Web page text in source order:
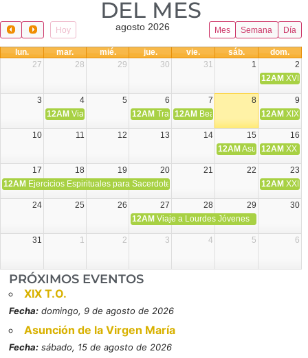
DEL MES​
Hoy Mes Semana Día
agosto 2026
lun. mar. mié. jue. vie. sáb.
dom.
27
28 29 30 31 1
2
12AM XVIII
3 4 5 6 7 8
9
12AM Viaje Diocesano a Japón.
12AM Transfiguración del Señor
12AM Beatos Cruz Laplana,
12AM XIX
10 11 12 13 14 15
16
12AM Asunción de la
12AM XX
17 18 19 20 21 22
23
12AM Ejercicios Espirituales para Sacerdotes. Priego. 12AM XXI
24 25 26 27 28 29
30
12AM Viaje a Lourdes Jóvenes
31 1 2 3 4 5 6
PRÓXIMOS EVENTOS
XIX T.O.
Fecha: domingo, 9 de agosto de 2026
Asunción de la Virgen María
Fecha: sábado, 15 de agosto de 2026